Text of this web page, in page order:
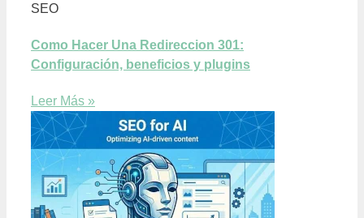
SEO
Como Hacer Una Redireccion 301:
Configuración, beneficios y plugins
Leer Más »